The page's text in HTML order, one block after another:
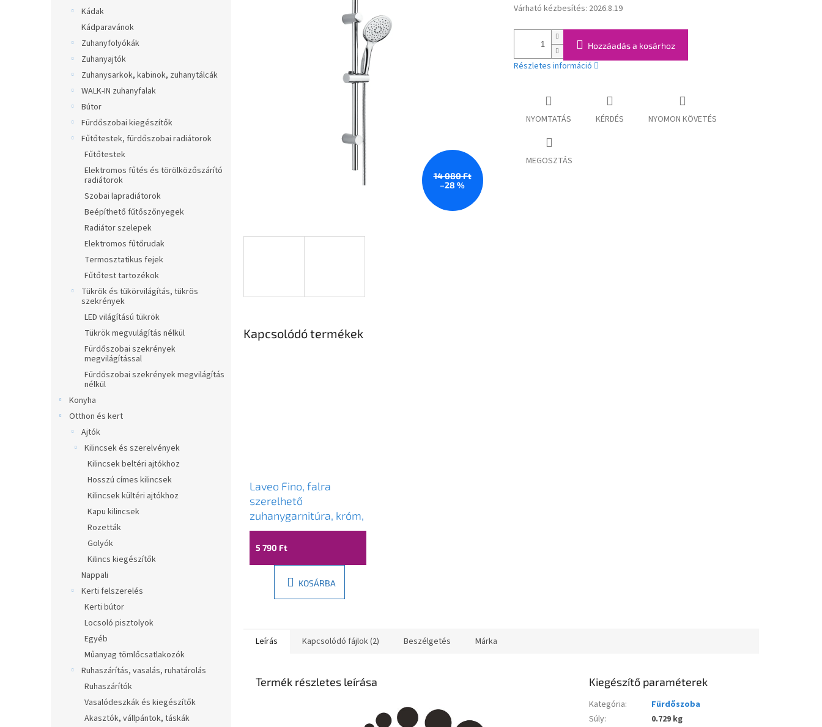
Kádak
Kádparavánok
Zuhanyfolyókák
Zuhanyajtók
Zuhanysarkok, kabinok, zuhanytálcák
WALK-IN zuhanyfalak
Bútor
Fürdőszobai kiegészítők
Fűtőtestek, fürdőszobai radiátorok
Fűtőtestek
Elektromos fűtés és törölközőszárító
radiátorok
Szobai lapradiátorok
Beépíthető fűtőszőnyegek
Radiátor szelepek
Elektromos fűtőrudak
Termosztatikus fejek
Fűtőtest tartozékok
Tükrök és tükörvilágítás, tükrös
szekrények
LED világítású tükrök
Tükrök megvulágítás nélkül
Fürdőszobai szekrények
megvilágítással
Fürdőszobai szekrények megvilágítás
nélkül
Konyha
Otthon és kert
Ajtók
Kilincsek és szerelvények
Kilincsek beltéri ajtókhoz
Hosszú címes kilincsek
Kilincsek kültéri ajtókhoz
Kapu kilincsek
Rozetták
Golyók
Kilincs kiegészítők
Nappali
Kerti felszerelés
Kerti bútor
Locsoló pisztolyok
Egyéb
Műanyag tömlőcsatlakozók
Ruhaszárítás, vasalás, ruhatárolás
Ruhaszárítók
Vasalódeszkák és kiegészítők
Akasztók, vállpántok, táskák
14 080 Ft
–28 %
Egységár:
Várható kézbesítés: 2026.8.19
Hozzáadás a kosárhoz
Részletes információ
NYOMTATÁS KÉRDÉS NYOMON KÖVETÉS
MEGOSZTÁS
Kapcsolódó termékek
Laveo Fino, falra
szerelhető
zuhanygarnitúra, króm,
LAV-NLF_00AD
5 790 Ft
KOSÁRBA
Leírás Kapcsolódó fájlok (2) Beszélgetés Márka
Termék részletes leírása Kiegészítő paraméterek
Kategória:
Fürdőszoba
Súly:
0.729 kg